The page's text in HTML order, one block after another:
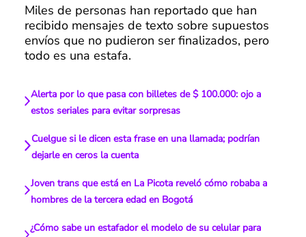
Miles de personas han reportado que han
recibido mensajes de texto sobre supuestos
envíos que no pudieron ser finalizados, pero
todo es una estafa.
Alerta por lo que pasa con billetes de $ 100.000: ojo a
estos seriales para evitar sorpresas
Cuelgue si le dicen esta frase en una llamada; podrían
dejarle en ceros la cuenta
Joven trans que está en La Picota reveló cómo robaba a
hombres de la tercera edad en Bogotá
¿Cómo sabe un estafador el modelo de su celular para